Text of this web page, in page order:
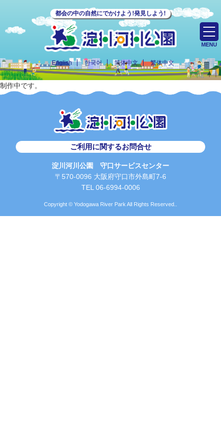
都会の中の自然にでかけよう!発見しよう!
English 한국어 简体中文 繁体中文
MENU
制作中です。
ご利用に関するお問合せ
淀川河川公園 守口サービスセンター
〒570-0096 大阪府守口市外島町7-6
TEL 06-6994-0006
Copyright © Yodogawa River Park All Rights Reserved..